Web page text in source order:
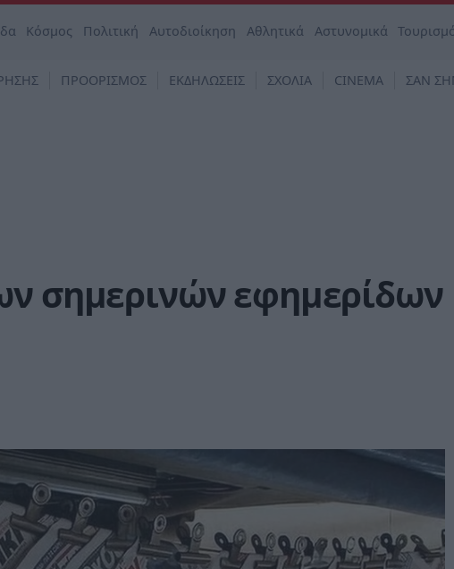
Κόσμος Πολιτική Αυτοδιοίκηση Αθλητικά Αστυνομικά
ΠΡΟΟΡΙΣΜΟΣ ΕΚΔΗΛΩΣΕΙΣ ΣΧΟΛΙΑ CINEMA ΣΑΝ
σημερινών εφημερίδων